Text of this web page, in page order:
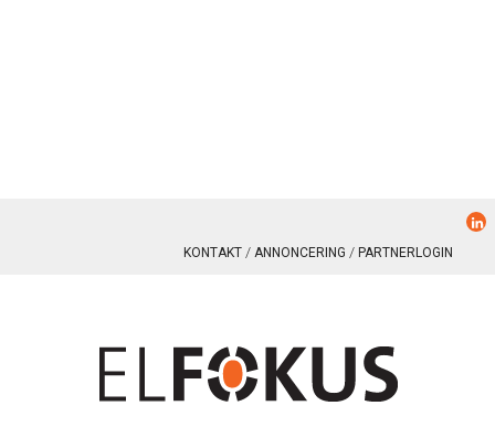
KONTAKT ANNONCERING PARTNERLOGIN